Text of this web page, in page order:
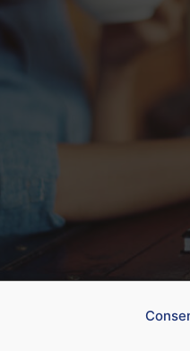
nos obligations de
trois